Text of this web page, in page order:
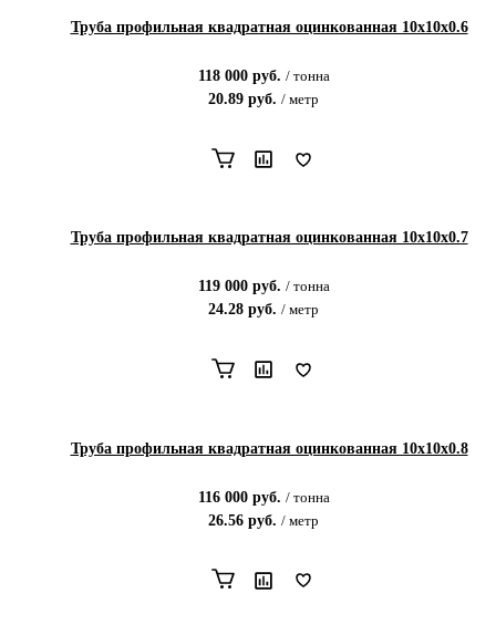
Труба профильная квадратная оцинкованная 10х10х0.6
118 000руб. / тонна
20.89 руб. / метр
Труба профильная квадратная оцинкованная 10х10х0.7
119 000руб. / тонна
24.28 руб. / метр
Труба профильная квадратная оцинкованная 10х10х0.8
116 000руб. / тонна
26.56 руб. / метр